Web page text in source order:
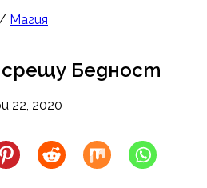
Магия
срещу Бедност
22, 2020